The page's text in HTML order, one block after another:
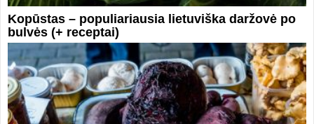
Kopūstas – populiariausia lietuviška daržovė po
bulvės (+ receptai)